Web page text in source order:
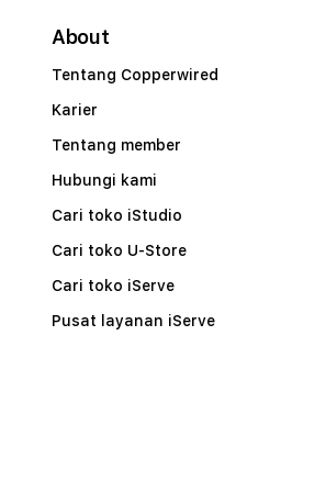
About
Tentang Copperwired
Karier
Tentang member
Hubungi kami
Cari toko iStudio
Cari toko U-Store
Cari toko iServe
Pusat layanan iServe